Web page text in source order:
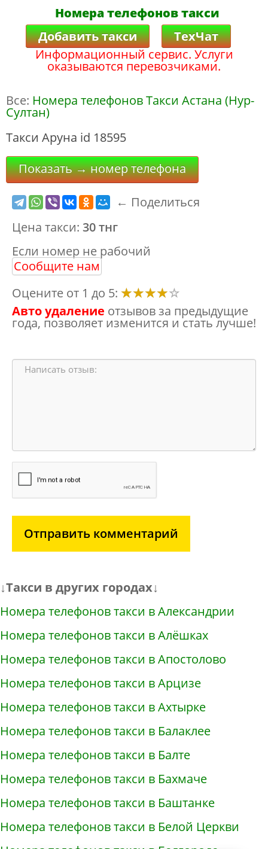
Номера телефонов такси
Добавить такси
ТехЧат
Информационный сервис. Услуги
оказываются перевозчиками.
Все: Номера телефонов Такси Астана (Нур-
Султан)
Такси Аруна id 18595
Показать → номер телефона
← Поделиться
Цена такси: 30 тнг
Если номер не рабочий
Сообщите нам
Оцените от 1 до 5:
Авто удаление отзывов за предыдущие
года, позволяет изменится и стать лучше!
Отправить комментарий
↓Такси в других городах↓
Номера телефонов такси в Александрии
Номера телефонов такси в Алёшках
Номера телефонов такси в Апостолово
Номера телефонов такси в Арцизе
Номера телефонов такси в Ахтырке
Номера телефонов такси в Балаклее
Номера телефонов такси в Балте
Номера телефонов такси в Бахмаче
Номера телефонов такси в Баштанке
Номера телефонов такси в Белой Церкви